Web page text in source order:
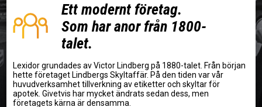
Ett modernt företag.
Som har anor från 1800-
talet.
Lexidor grundades av Victor Lindberg på 1880-talet. Från början
hette företaget Lindbergs Skyltaffär. På den tiden var vår
huvudverksamhet tillverkning av etiketter och skyltar för
apotek. Givetvis har mycket ändrats sedan dess, men
företagets kärna är densamma.